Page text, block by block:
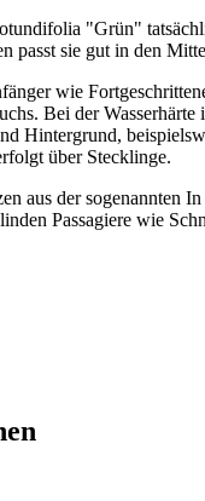
"Grün"
passt sie gut in den
wie
Bei der
Hintergrund,
über Stecklinge.
aus der
Passagiere wie